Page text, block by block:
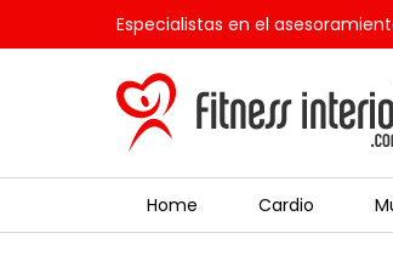
Especialistas en el
Home Cardio